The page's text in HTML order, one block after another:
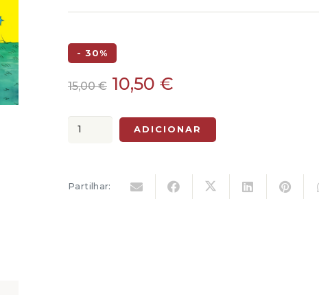
- 30%
15,00€ O
original
era:
10,50 €
atual
é:
Quantidade
Rogério
ADICIONAR
Partilhar: